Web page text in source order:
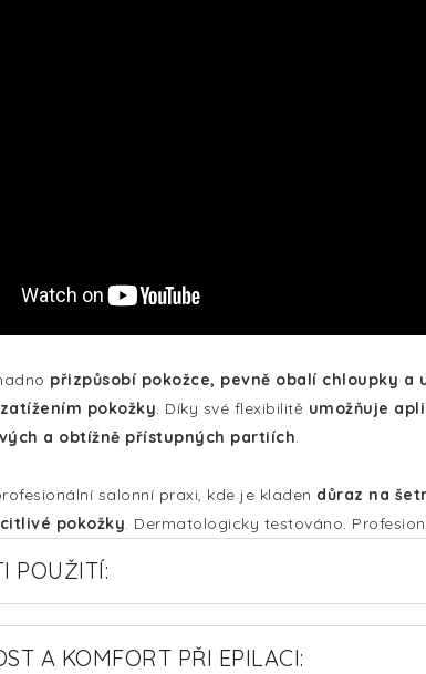
přizpůsobí pokožce, pevně obalí chloupky a
pokožky. Díky své flexibilitě umožňuje
a obtížně přístupných partiích.
salonní praxi, kde je kladen důraz na
pokožky. Dermatologicky testováno.
POUŽITÍ:
A KOMFORT PŘI EPILACI: